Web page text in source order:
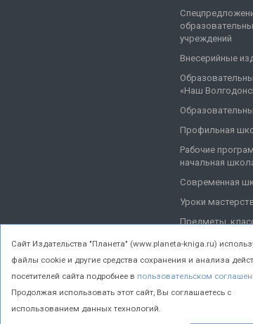
учреждений
Внесерийные
«Наш
Профильная
Рабочие
начальная
Современная
Уроки
Предметы,
Cайт Издательства "Планета" (www.planeta-kniga.ru)
файлы cookie и другие средства сохранения и анализа
посетителей сайта подробнее в пользовательском
Продолжая использовать этот сайт, Вы соглашаетесь с
использованием данных технологий.